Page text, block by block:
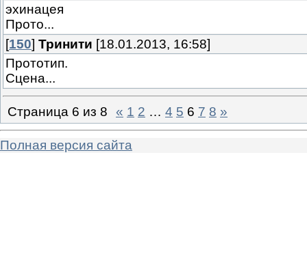
эхинацея
Прото...
[150] Тринити [18.01.2013, 16:58]
Прототип.
Сцена...
Страница 6 из 8 « 1 2 … 4 5 6 7 8 »
Полная версия сайта